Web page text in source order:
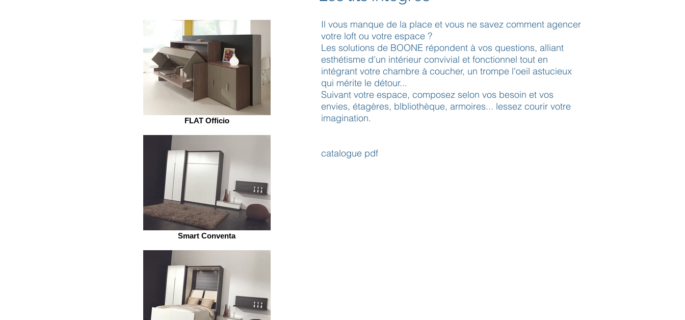
FLAT Officio
Smart Conventa
Il vous manque de la place et vous ne savez comment agencer
votre loft ou votre espace ?
Les solutions de BOONE répondent à vos questions, alliant
esthétisme d'un intérieur convivial et fonctionnel tout en
intégrant votre chambre à coucher, un trompe l'oeil astucieux
qui mérite le détour...
Suivant votre espace, composez selon vos besoin et vos
envies, étagères, blbliothèque, armoires... lessez courir votre
imagination.
catalogue pdf